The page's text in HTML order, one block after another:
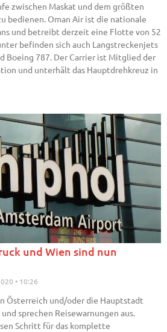
zwischen Maskat und dem größten
bedienen. Oman Air ist die nationale
und betreibt derzeit eine Flotte von 52
befinden sich auch Langstreckenjets
Boeing 787. Der Carrier ist Mitglied der
und unterhält das Hauptdrehkreuz in
und Wien sind nun
10:26
Österreich und/oder die Hauptstadt
sprechen Reisewarnungen aus.
Schritt für das komplette